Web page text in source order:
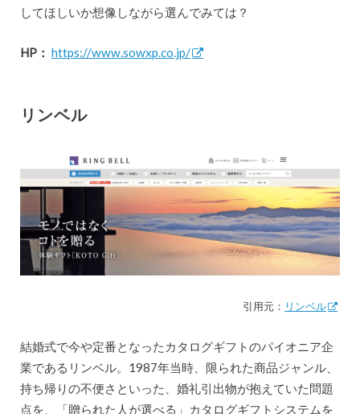
してほしいか想像しながら選んでみては？
HP： https://www.sowxp.co.jp/
リンベル
引用元： リンベル
結婚式で今や定番となったカタログギフトのパイオニア企
業であるリンベル。1987年当時、限られた商品ジャンル、
持ち帰りの不便さといった、婚礼引出物が抱えていた問題
点を、「贈られた人が選べる」カタログギフトシステムを